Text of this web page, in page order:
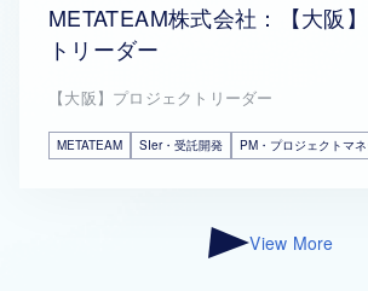
METATEAM株式会社：【大阪
トリーダー
【大阪】プロジェクトリーダー
METATEAM SIer・受託開発 PM・プロジェクトマ
View More